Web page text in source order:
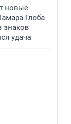
новые
Глоба
знаков
удача